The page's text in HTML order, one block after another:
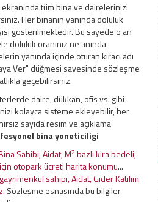
tüm bina ve dairelerinizi
Her binanın yanında doluluk
gösterilmektedir. Bu sayede o an
doluluk oranınız ne anında
yanında içinde oturan kiracı adı
Ver" düğmesi sayesinde sözleşme
geçebilirsiniz.
daire, dükkan, ofis vs. gibi
kolayca sisteme ekleyebilir, her
sayıda resim ve açıklama
bina yoneticiligi
Sahibi, Aidat, M2 bazlı kira bedeli,
otopark ücreti harita konumu...
gayrimenkul sahipi, Aidat, Gider Katılım
Sözleşme esnasında bu bilgiler